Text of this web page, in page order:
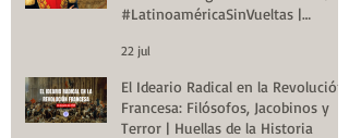
#LatinoaméricaSinVueltas |
22 jul
El Ideario Radical en la Revolución
Francesa: Filósofos, Jacobinos y
Terror | Huellas de la Historia